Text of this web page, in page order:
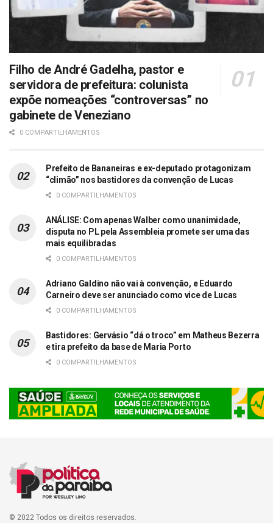
Filho de André Gadelha, pastor e
servidora de prefeitura: colunista
expõe nomeações “controversas” no
gabinete de Veneziano
0 COMPARTILHAMENTOS
Prefeito de Bananeiras e ex-deputado protagonizam
“climão” nos bastidores da convenção de Lucas
0 COMPARTILHAMENTOS
ANÁLISE: Com apenas Walber como unanimidade,
disputa no PL pela Assembleia promete ser uma das
mais equilibradas
0 COMPARTILHAMENTOS
Adriano Galdino não vai à convenção, e Eduardo
Carneiro deve ser anunciado como vice de Lucas
0 COMPARTILHAMENTOS
Bastidores: Gervásio “dá o troco” em Matheus Bezerra
e tira prefeito da base de Maria Porto
0 COMPARTILHAMENTOS
© 2022 Todos os direitos reservados.